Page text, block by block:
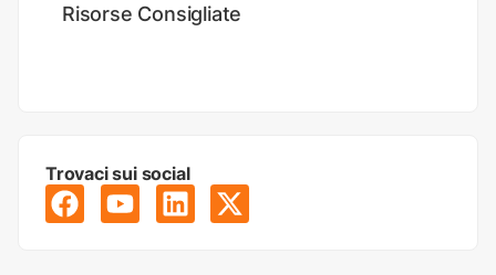
Risorse Consigliate
Trovaci sui social